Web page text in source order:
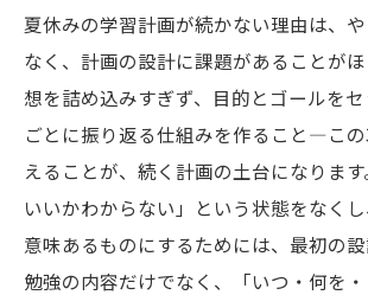
夏休みの学習計画が続かない理由は、
なく、計画の設計に課題があることが
想を詰め込みすぎず、目的とゴールを
ごとに振り返る仕組みを作ること—こ
えることが、続く計画の土台になりま
いいかわからない」という状態をなく
意味あるものにするためには、最初の設
勉強の内容だけでなく、「いつ・何を